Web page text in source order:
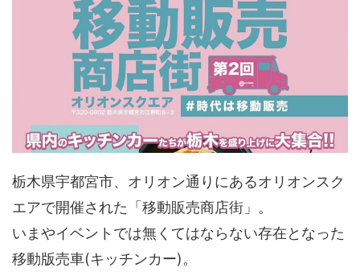
栃木県宇都宮市、オリオン通りにあるオリオンスク
エアで開催された「移動販売商店街」。
いまやイベントでは無くてはならない存在となった
移動版売車(キッチンカー)。